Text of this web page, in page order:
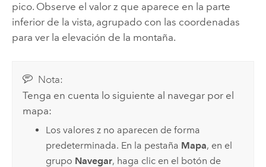
pico. Observe el valor z que aparece en la parte
inferior de la vista, agrupado con las coordenadas
para ver la elevación de la montaña.
Nota:
Tenga en cuenta lo siguiente al navegar por el
mapa:
Los valores z no aparecen de forma
predeterminada. En la pestaña Mapa, en el
grupo Navegar, haga clic en el botón de